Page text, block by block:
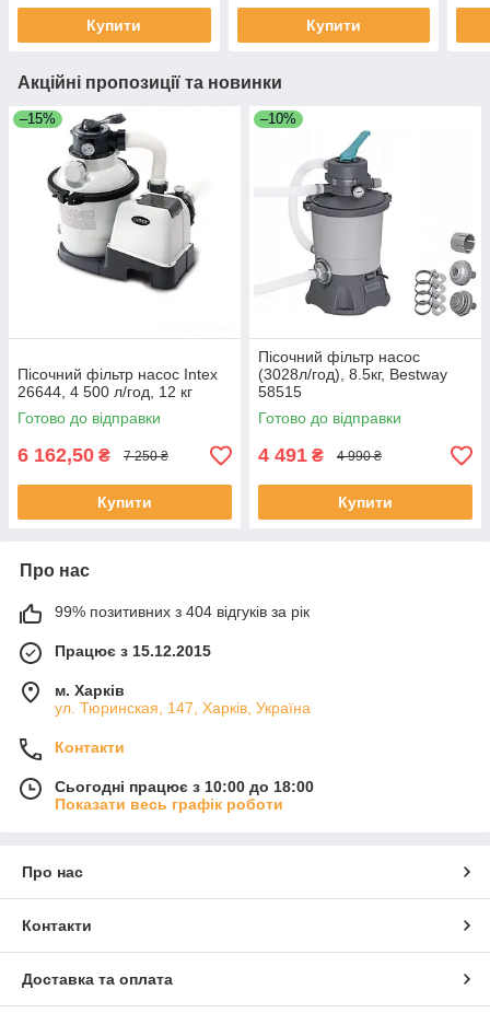
Купити Купити
Акційні пропозиції та новинки
–15%
Пісочний фільтр насос Intex
26644, 4 500 л/год, 12 кг
Готово до відправки
6 162,50 ₴ 7 250 ₴
Купити
–10%
Пісочний фільтр насос
(3028л/год), 8.5кг, Bestway
58515
Готово до відправки
4 491 ₴ 4 990 ₴
Купити
Про нас
99% позитивних з 404 відгуків за рік
Працює з 15.12.2015
м. Харків
ул. Тюринская, 147, Харків, Україна
Контакти
Сьогодні працює з 10:00 до 18:00
Показати весь графік роботи
Про нас
Контакти
Доставка та оплата